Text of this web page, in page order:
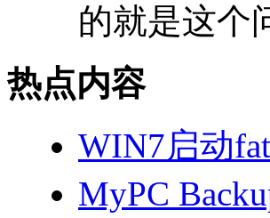
的就是这个
热点内容
WIN7启动
MyPC